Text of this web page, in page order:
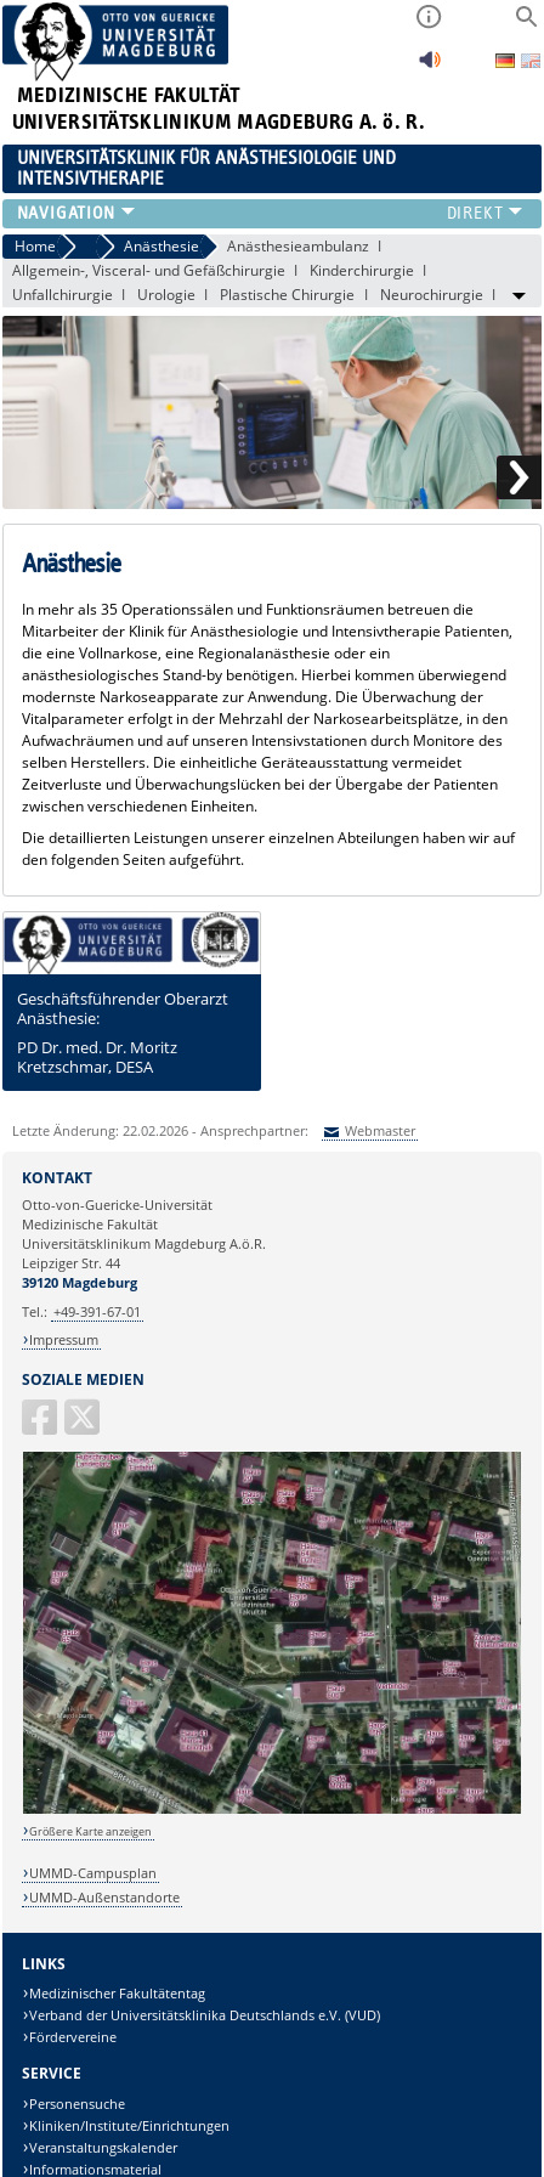
MEDIZINISCHE FAKULTÄT
UNIVERSITÄTSKLINIKUM MAGDEBURG A. ö. R.
UNIVERSITÄTSKLINIK FÜR ANÄSTHESIOLOGIE UND
INTENSIVTHERAPIE
BEREICHE AINSP
PATIENTENINFORMATIONEN
MITARBEITER
FORSCHUNG & LEHRE
WEITERBILDUNG
Home Bereiche AINSP
Anästhesie
Anästhesieambulanz
Allgemein-, Visceral- und Gefäßchirurgie
Kinderchirurgie
Unfallchirurgie
Urologie Plastische Chirurgie Neurochirurgie
Anästhesie
In mehr als 35 Operationssälen und Funktionsräumen betreuen die
Mitarbeiter der Klinik für Anästhesiologie und Intensivtherapie Patienten,
die eine Vollnarkose, eine Regionalanästhesie oder ein
anästhesiologisches Stand-by benötigen. Hierbei kommen überwiegend
modernste Narkoseapparate zur Anwendung. Die Überwachung der
Vitalparameter erfolgt in der Mehrzahl der Narkosearbeitsplätze, in den
Aufwachräumen und auf unseren Intensivstationen durch Monitore des
selben Herstellers. Die einheitliche Geräteausstattung vermeidet
Zeitverluste und Überwachungslücken bei der Übergabe der Patienten
zwischen verschiedenen Einheiten.
Die detaillierten Leistungen unserer einzelnen Abteilungen haben wir auf
den folgenden Seiten aufgeführt.
Geschäftsführender Oberarzt
Anästhesie:
PD Dr. med. Dr. Moritz
Kretzschmar, DESA
Letzte Änderung: 22.02.2026 - Ansprechpartner: Webmaster
Ihre E-Mailadresse:
Ihr Anliegen:
Sicherheitsabfrage:
SOZIALE MEDIEN
KONTAKT
Otto-von-Guericke-Universität
Medizinische Fakultät
Universitätsklinikum Magdeburg A.ö.R.
Leipziger Str. 44
39120 Magdeburg
Tel.: +49-391-67-01
Impressum
Größere Karte anzeigen
UMMD-Campusplan
UMMD-Außenstandorte
LINKS
Medizinischer Fakultätentag
Verband der Universitätsklinika Deutschlands e.V. (VUD)
Fördervereine
SERVICE
Personensuche
Kliniken/Institute/Einrichtungen
Veranstaltungskalender
Informationsmaterial